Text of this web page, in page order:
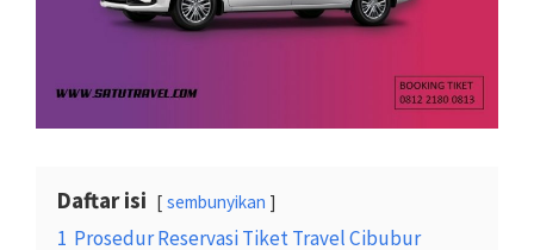
Daftar isi sembunyikan
1 Prosedur Reservasi Tiket Travel Cibubur